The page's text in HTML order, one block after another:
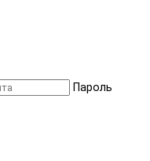
Пароль